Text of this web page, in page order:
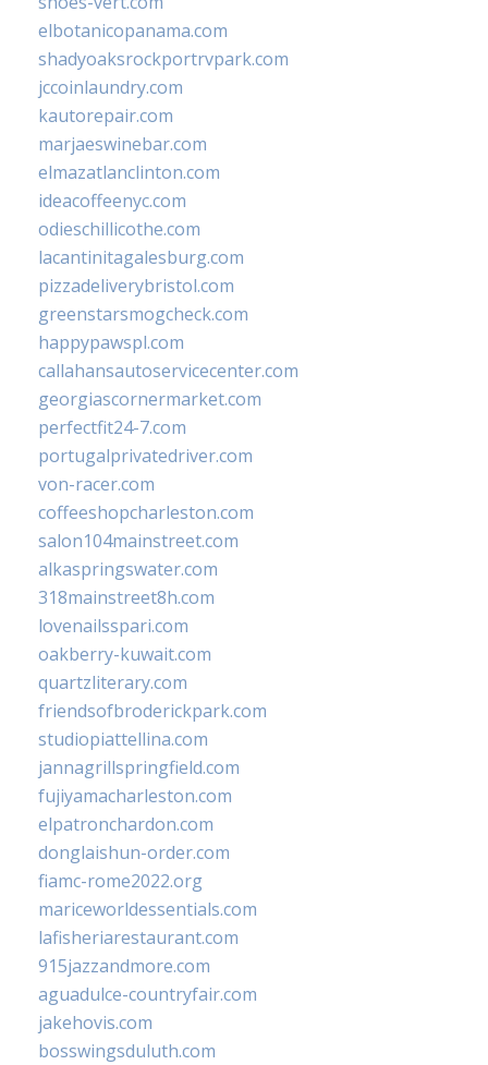
elbotanicopanama.com
shadyoaksrockportrvpark.com
jccoinlaundry.com
kautorepair.com
marjaeswinebar.com
elmazatlanclinton.com
ideacoffeenyc.com
odieschillicothe.com
lacantinitagalesburg.com
pizzadeliverybristol.com
greenstarsmogcheck.com
happypawspl.com
callahansautoservicecenter.com
georgiascornermarket.com
perfectfit24-7.com
portugalprivatedriver.com
von-racer.com
coffeeshopcharleston.com
salon104mainstreet.com
alkaspringswater.com
318mainstreet8h.com
lovenailsspari.com
oakberry-kuwait.com
quartzliterary.com
friendsofbroderickpark.com
studiopiattellina.com
jannagrillspringfield.com
fujiyamacharleston.com
elpatronchardon.com
donglaishun-order.com
fiamc-rome2022.org
mariceworldessentials.com
lafisheriarestaurant.com
915jazzandmore.com
aguadulce-countryfair.com
jakehovis.com
bosswingsduluth.com